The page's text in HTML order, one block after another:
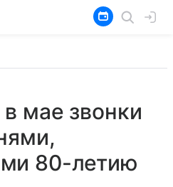
мае звонки
80-летию